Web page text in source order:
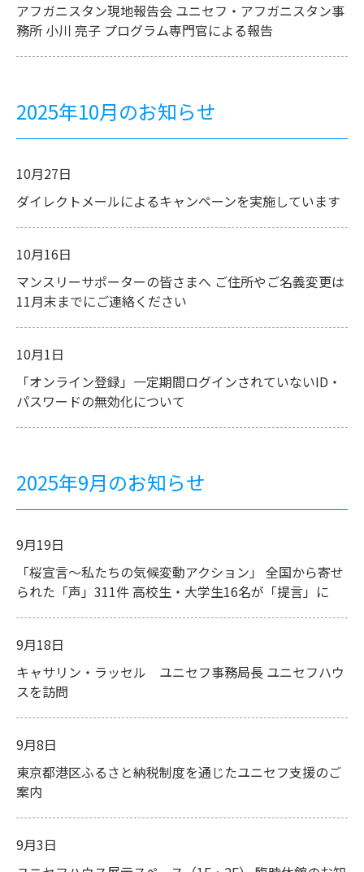
アフガニスタン現地報告会 ユニセフ・アフガニスタン事
務所 小川 亮子 プログラム専門官による報告
2025年10月のお知らせ
10月27日
ダイレクトメールによるキャンペーンを実施しています
10月16日
マンスリーサポーターの皆さまへ ご住所やご名義変更は
11月末までにご連絡ください
10月1日
「オンライン登録」一定期間ログインされていないID・
パスワードの無効化について
2025年9月のお知らせ
9月19日
「桜宣言～私たちの気候変動アクション」 全国から寄せ
られた「声」311件 高校生・大学生16名が「提言」に
9月18日
キャサリン・ラッセル ユニセフ事務局長 ユニセフハウ
スを訪問
9月8日
東京都港区ふるさと納税制度を通じたユニセフ支援のご
案内
9月3日